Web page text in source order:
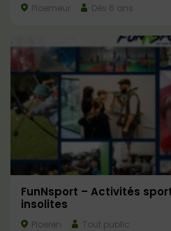
Ploemeur Dès 6 ans
FunNsport – Activités
insolites
Ploeren Tout public